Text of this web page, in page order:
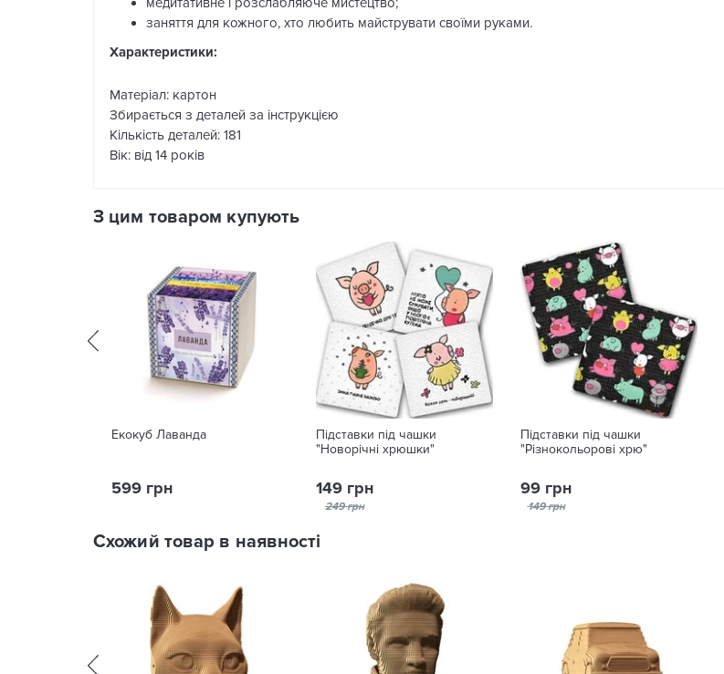
заняття для кожного, хто любить майструвати своїми руками.
Характеристики:
Матеріал: картон
Збирається з деталей за інструкцією
Кількість деталей: 181
Вік: від 14 років
З цим товаром купують
Екокуб Лаванда
599 грн
Підставки під чашки
"Новорічні хрюшки"
149 грн
249 грн
Підставки під чашки
"Різнокольорові хрю"
99 грн
149 грн
Схожий товар в наявності